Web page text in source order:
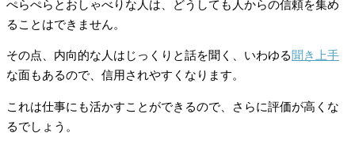
ぺらぺらとおしゃべりな人は、どうしても人からの信頼を集め
ることはできません。
その点、内向的な人はじっくりと話を聞く、いわゆる聞き上手
な面もあるので、信用されやすくなります。
これは仕事にも活かすことができるので、さらに評価が高くな
るでしょう。